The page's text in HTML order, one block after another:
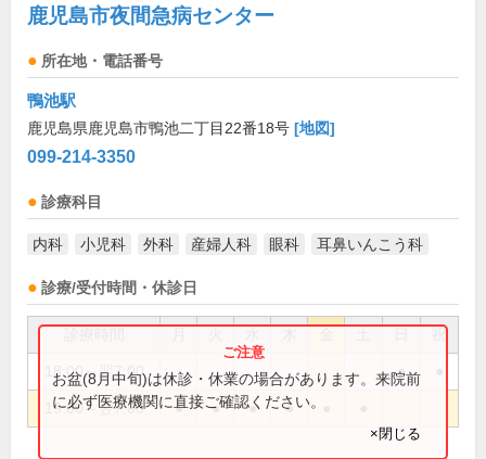
鹿児島市夜間急病センター
所在地・電話番号
鴨池駅
鹿児島県鹿児島市鴨池二丁目22番18号 [地図]
099-214-3350
診療科目
内科 小児科 外科 産婦人科 眼科 耳鼻いんこう科
診療/受付時間・休診日
祝
18:00～翌7:00 ●
19:00～翌7:00 ● ● ● ●
お盆(8月中旬)は休診・休業の場合があります。来院前
に必ず医療機関に直接ご確認ください。
×閉じる